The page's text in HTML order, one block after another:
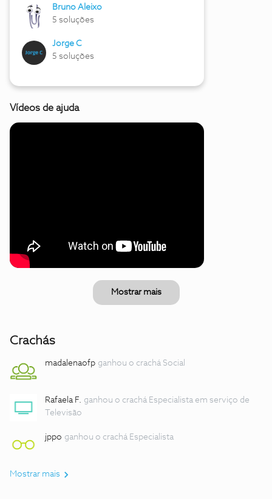
Bruno Aleixo
5 soluções
Jorge C
5 soluções
Vídeos de ajuda
Mostrar mais
Crachás
madalenaofp ganhou o crachá Social
Rafaela F. ganhou o crachá Especialista em serviço de
Televisão
jppo ganhou o crachá Especialista
Mostrar mais